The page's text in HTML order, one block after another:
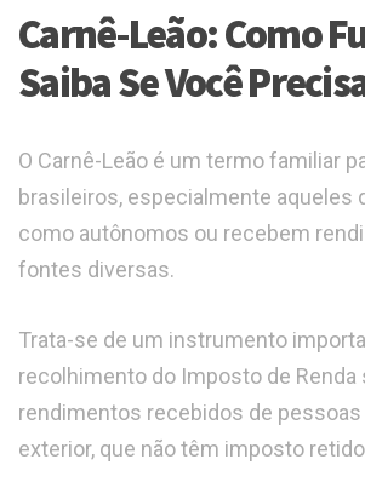
Carnê-Leão: Como
Saiba Se Você
O Carnê-Leão é um termo familiar
brasileiros, especialmente aqueles
como autônomos ou recebem
fontes diversas.
Trata-se de um instrumento
recolhimento do Imposto de Renda
rendimentos recebidos de
exterior, que não têm imposto